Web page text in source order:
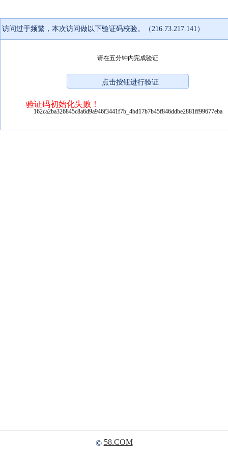
访问过于频繁，本次访问做以下验证码校验。（216.73.217.141）
请在五分钟内完成验证
验证码初始化失败！
162ca2ba326845c8a6d9a946f3441f7b_4bd17b7b45f846ddbe2881ff99677eba
© 58.COM